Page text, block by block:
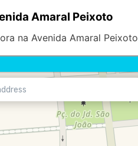
Amaral Peixoto
na Avenida Amaral Peixoto